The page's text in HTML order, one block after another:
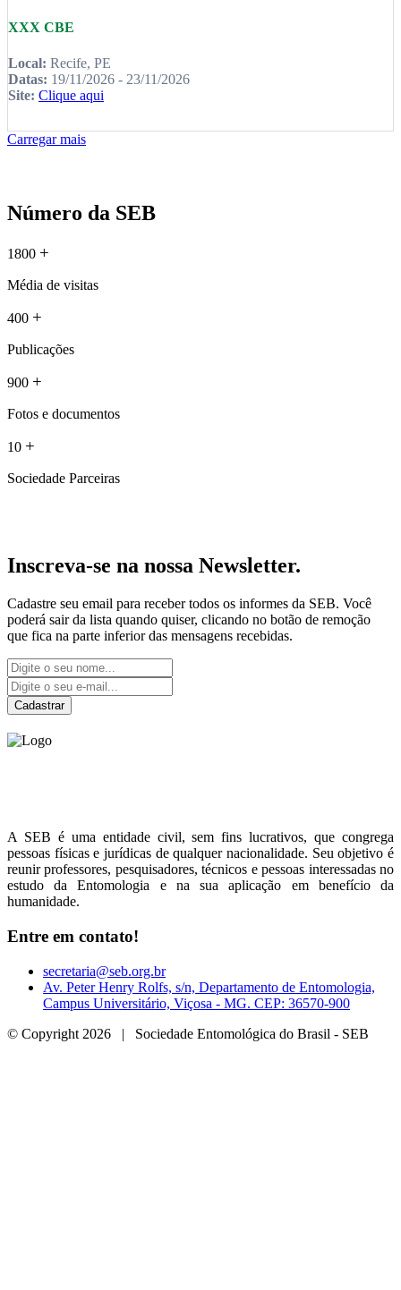
XXX CBE
Local: Recife, PE
Datas: 19/11/2026 - 23/11/2026
Site: Clique aqui
Carregar mais
Número da SEB
1800 +
Média de visitas
400 +
Publicações
900 +
Fotos e documentos
10 +
Sociedade Parceiras
Inscreva-se na nossa Newsletter.
Cadastre seu email para receber todos os informes da SEB. Você
poderá sair da lista quando quiser, clicando no botão de remoção
que fica na parte inferior das mensagens recebidas.
Cadastrar
A SEB é uma entidade civil, sem fins lucrativos, que congrega
pessoas físicas e jurídicas de qualquer nacionalidade. Seu objetivo é
reunir professores, pesquisadores, técnicos e pessoas interessadas no
estudo da Entomologia e na sua aplicação em benefício da
humanidade.
Entre em contato!
secretaria@seb.org.br
Av. Peter Henry Rolfs, s/n, Departamento de Entomologia,
Campus Universitário, Viçosa - MG. CEP: 36570-900
© Copyright 2026 | Sociedade Entomológica do Brasil - SEB